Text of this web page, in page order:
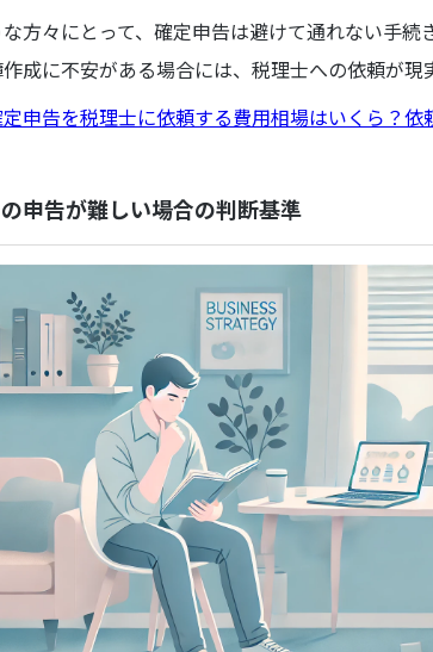
な方々にとって、確定申告は避けて通れない手
成に不安がある場合には、税理士への依頼が現
申告を税理士に依頼する費用相場はいくら？依
申告が難しい場合の判断基準